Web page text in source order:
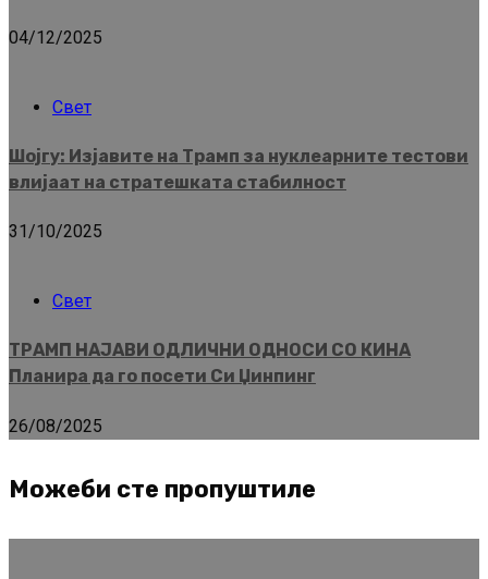
04/12/2025
Свет
Шојгу: Изјавите на Трамп за нуклеарните тестови
влијаат на стратешката стабилност
31/10/2025
Свет
ТРАМП НАЈАВИ ОДЛИЧНИ ОДНОСИ СО КИНА
Планира да го посети Си Џинпинг
26/08/2025
Можеби сте пропуштиле